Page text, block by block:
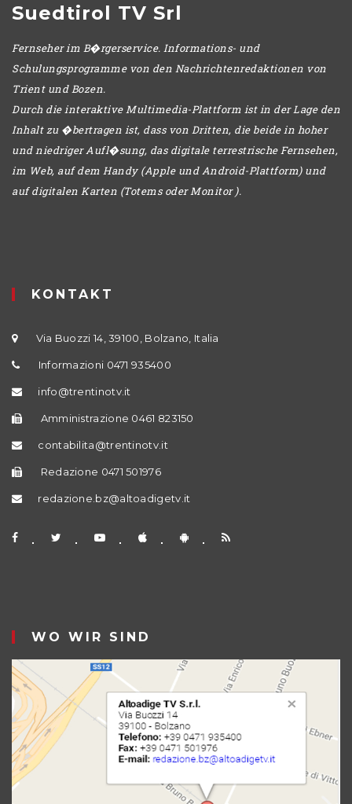
Suedtirol TV Srl
Fernseher im B�rgerservice. Informations- und
Schulungsprogramme von den Nachrichtenredaktionen von
Trient und Bozen.
Durch die interaktive Multimedia-Plattform ist in der Lage den
Inhalt zu �bertragen ist, dass von Dritten, die beide in hoher
und niedriger Aufl�sung, das digitale terrestrische Fernsehen,
im Web, auf dem Handy (Apple und Android-Plattform) und
auf digitalen Karten (Totems oder Monitor ).
KONTAKT
Via Buozzi 14, 39100, Bolzano, Italia
Informazioni 0471 935400
info@trentinotv.it
Amministrazione 0461 823150
contabilita@trentinotv.it
Redazione 0471 501976
redazione.bz@altoadigetv.it
WO WIR SIND